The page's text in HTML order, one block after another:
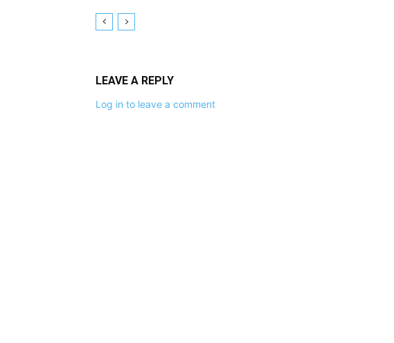
LEAVE A REPLY
Log in to leave a comment